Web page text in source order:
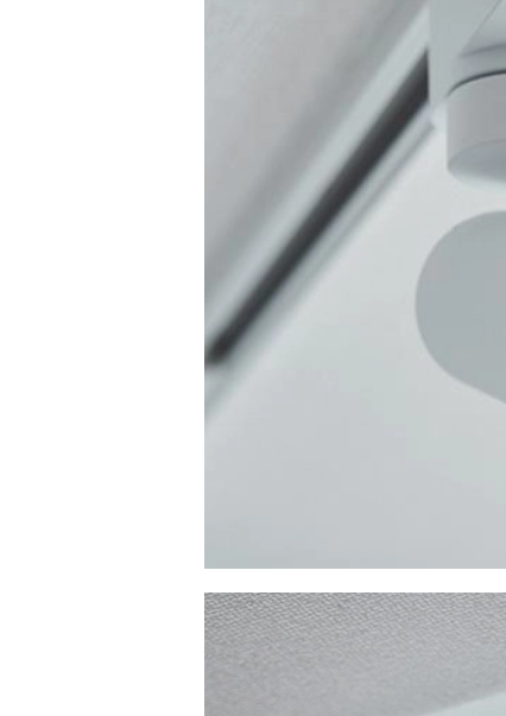
数字输出温度传感器IC
火焰检测放大器
六维力传感器
气流传感器
低风速传感器
IR传感器